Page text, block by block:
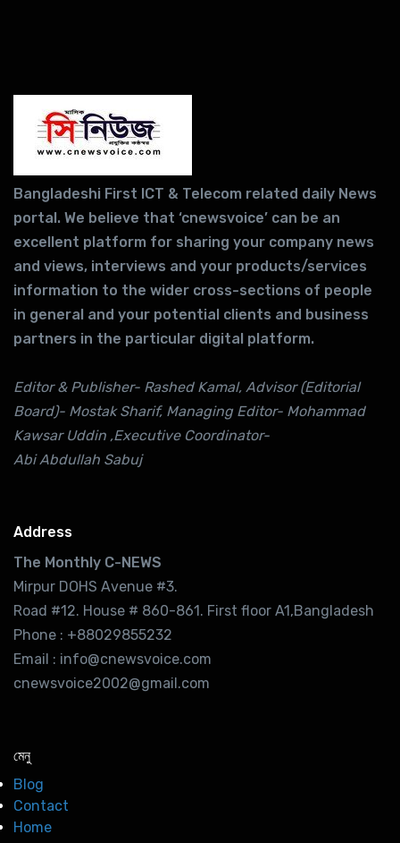
Bangladeshi First ICT & Telecom related daily News
portal. We believe that ‘cnewsvoice’ can be an
excellent platform for sharing your company news
and views, interviews and your products/services
information to the wider cross-sections of people
in general and your potential clients and business
partners in the particular digital platform.
Editor & Publisher- Rashed Kamal, Advisor (Editorial
Board)- Mostak Sharif, Managing Editor- Mohammad
Kawsar Uddin ,Executive Coordinator-
Abi Abdullah Sabuj
Address
The Monthly C-NEWS
Mirpur DOHS Avenue #3.
Road #12. House # 860-861. First floor A1,Bangladesh
Phone : +88029855232
Email : info@cnewsvoice.com
cnewsvoice2002@gmail.com
মেনু
Blog
Contact
Home